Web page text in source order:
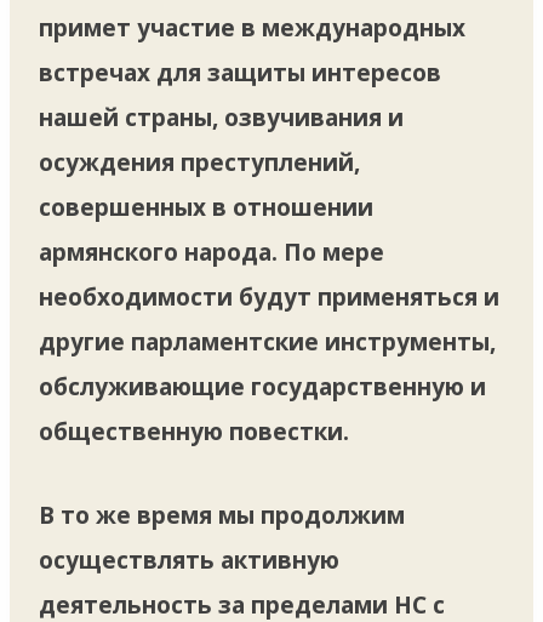
примет участие в международных
встречах для защиты интересов
нашей страны, озвучивания и
осуждения преступлений,
совершенных в отношении
армянского народа. По мере
необходимости будут применяться и
другие парламентские инструменты,
обслуживающие государственную и
общественную повестки.
В то же время мы продолжим
осуществлять активную
деятельность за пределами НС с